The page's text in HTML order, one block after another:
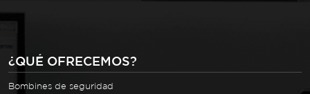
¿QUÉ OFRECEMOS?
Bombines de seguridad